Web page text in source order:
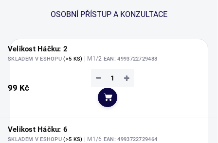
OSOBNÍ PŘÍSTUP A KONZULTACE
Velikost Háčku: 2
SKLADEM V ESHOPU(>5 KS) | M1/2 EAN: 4993722729488
99 Kč
+
−
Do košíku
Velikost Háčku: 6
SKLADEM V ESHOPU(>5 KS) | M1/6 EAN: 4993722729464